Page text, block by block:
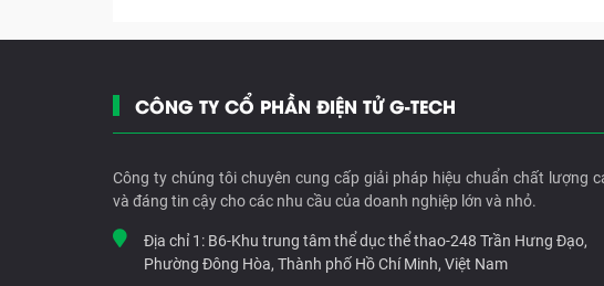
CÔNG TY CỔ PHẦN ĐIỆN TỬ G-TECH
Công ty chúng tôi chuyên cung cấp giải pháp hiệu chuẩn chất lượng
và đáng tin cậy cho các nhu cầu của doanh nghiệp lớn và nhỏ.
Địa chỉ 1: B6-Khu trung tâm thể dục thể thao-248 Trần Hưng Đạo,
Phường Đông Hòa, Thành phố Hồ Chí Minh, Việt Nam